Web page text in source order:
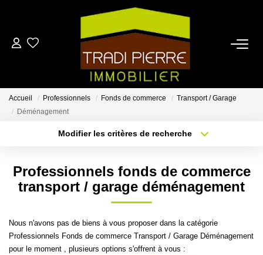
ACCUEIL
ACHETER
LOUER
ESTIMER
NOTRE AGENCE
CONTACT
Accueil Professionnels Fonds de commerce
Transport / Garage
Déménagement
Modifier les critères de recherche
Budget max
Professionnels fonds de commerce
transport / garage déménagement
Nous n'avons pas de biens à vous proposer dans la catégorie
Professionnels Fonds de commerce Transport / Garage Déménagement
pour le moment , plusieurs options s'offrent à vous :